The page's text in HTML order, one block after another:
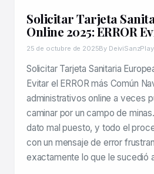
Solicitar Tarjeta
Online 2025: ERROR
25 de octubre de 2025By DeiviSanzPlay
Solicitar Tarjeta Sanitaria
Evitar el ERROR más Común
administrativos online a veces
caminar por un campo de
dato mal puesto, y todo el
con un mensaje de error
exactamente lo que le sucedió